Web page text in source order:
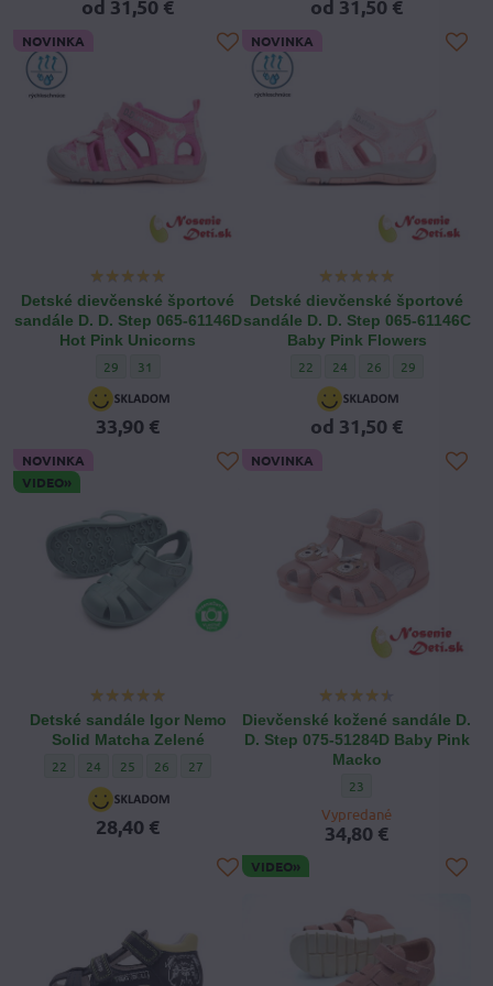
od 31,50 € od 31,50 €
NOVINKA
Detské dievčenské športové
sandále D. D. Step 065-61146D
Hot Pink Unicorns
Detské dievčenské športové sandále D. D. Step 065-61146D
29 Detské dievčenské športové sandále D. D. Step 065-
31
33,90 €
NOVINKA
Detské dievčenské športové
sandále D. D. Step 065-61146C
Baby Pink Flowers
Detské dievčenské športové
22 Detské dievčenské
24 Detské dievčenské
26 Detské
29
od 31,50 €
NOVINKA
VIDEO»
Detské sandále Igor Nemo
Solid Matcha Zelené
Detské sandále Igor Nemo Solid Matcha Zelené - Veľkosť obuvi:
22 Detské sandále Igor Nemo Solid Matcha Zelené - Veľkosť obuvi:
24 Detské sandále Igor Nemo Solid Matcha Zelené - Veľkosť
25 Detské sandále Igor Nemo Solid Matcha Zelené -
26 Detské sandále Igor Nemo Solid Matcha Zelené -
27
28,40 €
NOVINKA
Dievčenské kožené sandále D.
D. Step 075-51284D Baby Pink
Macko
Dievčenské kožené
23
Vypredané
34,80 €
VIDEO»